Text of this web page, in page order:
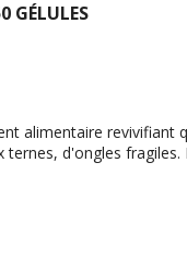
GÉLULES
alimentaire revivifiant
d'ongles